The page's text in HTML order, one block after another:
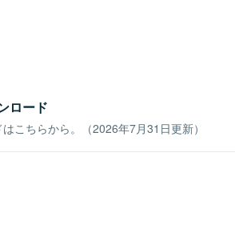
ロード
こちらから。（2026年7月31日更新）